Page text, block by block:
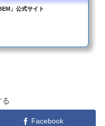
」公式サイト
Facebook